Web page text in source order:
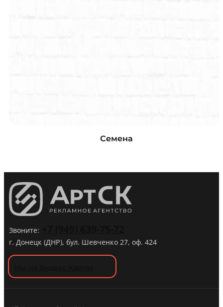
Семена
Звоните:
г. Донецк (ДНР), бул. Шевченко 27, оф. 424